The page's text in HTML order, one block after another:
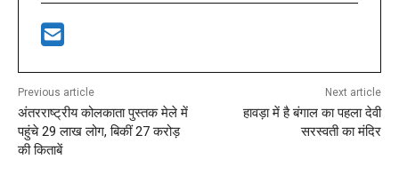
Previous article
अंतरराष्ट्रीय कोलकाता पुस्तक मेले में
पहुंचे 29 लाख लोग, बिकीं 27 करोड़
की किताबें
Next article
हावड़ा में है बंगाल का पहला देवी
सरस्वती का मंदिर